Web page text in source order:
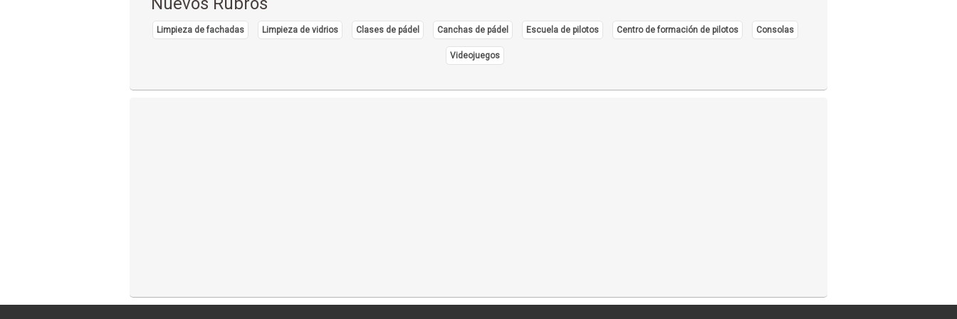
Limpieza de fachadas Limpieza de vidrios Clases de pádel Canchas de pádel Escuela de pilotos Centro de formación de pilotos Consolas
Videojuegos